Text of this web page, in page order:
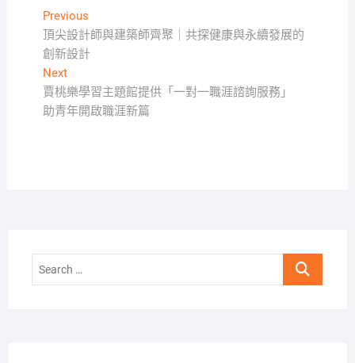
文
章
導
覽
PreviousPrevious
post:
頂尖設計師與建築師齊聚｜共探健康與永續發展的
創新設計
NextNext
post:
賈桃樂學習主題館提供「一對一職涯諮詢服務」
助青年開啟職涯新篇
Search